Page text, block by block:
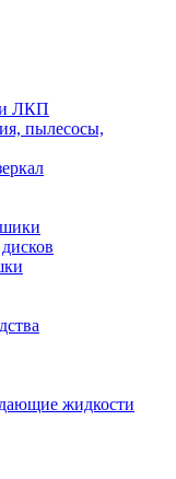
ЛКП
пылесосы,
жидкости